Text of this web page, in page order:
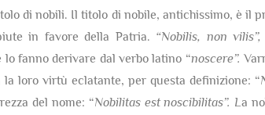
di nobili. Il titolo di nobile, antichissimo, è il
in favore della Patria. “Nobilis, non vilis”,
fanno derivare dal verbo latino “noscere”.
loro virtù eclatante, per questa definizione: “
del nome: “Nobilitas est noscibilitas”. La